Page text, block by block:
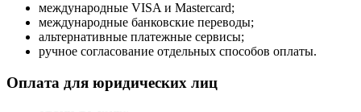
международные VISA и Mastercard;
международные банковские переводы;
альтернативные платежные сервисы;
ручное согласование отдельных способов оплаты.
Оплата для юридических лиц